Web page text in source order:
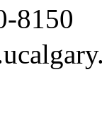
8150